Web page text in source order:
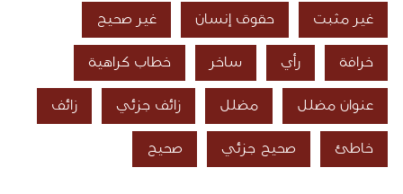
غير مثبت حقوق إنسان غير صحيح
خرافة رأي ساخر خطاب كراهية
عنوان مضلل مضلل زائف جزئي زائف
خاطئ صحيح جزئي صحيح